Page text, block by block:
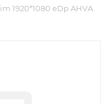
1920*1080 eDp AHVA